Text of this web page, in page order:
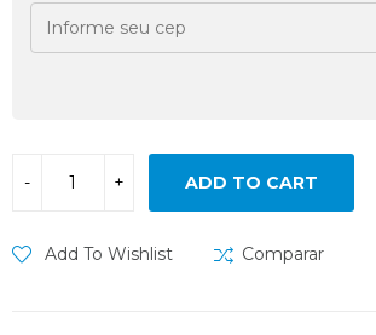
ADD TO CART
Add To Wishlist Comparar